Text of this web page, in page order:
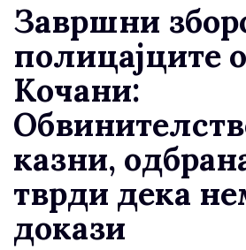
Завршни
полицајците
Кочани:
казни,
тврди дека
докази